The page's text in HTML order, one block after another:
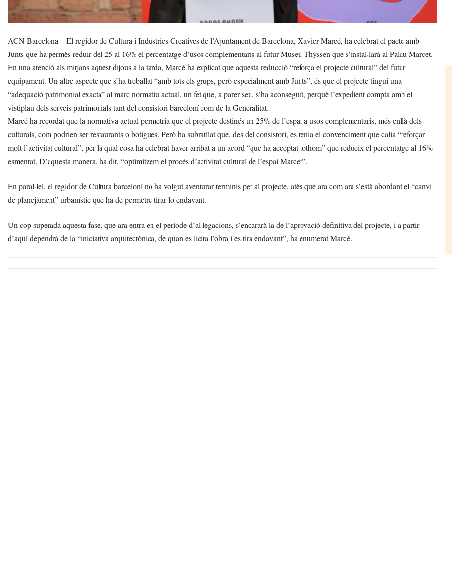
ACN Barcelona – El regidor de Cultura i Indústries Creatives de l’Ajuntament de Barcelona, Xavier Marcé, ha celebrat el pacte amb
Junts que ha permès reduir del 25 al 16% el percentatge d’usos complementaris al futur Museu Thyssen que s’instal·larà al Palau Marcet.
En una atenció als mitjans aquest dijous a la tarda, Marcé ha explicat que aquesta reducció “reforça el projecte cultural” del futur
equipament. Un altre aspecte que s’ha treballat “amb tots els grups, però especialment amb Junts”, és que el projecte tingui una
“adequació patrimonial exacta” al marc normatiu actual, un fet que, a parer seu, s’ha aconseguit, perquè l’expedient compta amb el
vistiplau dels serveis patrimonials tant del consistori barceloní com de la Generalitat.
Marcé ha recordat que la normativa actual permetria que el projecte destinés un 25% de l’espai a usos complementaris, més enllà dels
culturals, com podrien ser restaurants o botigues. Però ha subratllat que, des del consistori, es tenia el convenciment que calia “reforçar
molt l’activitat cultural”, per la qual cosa ha celebrat haver arribat a un acord “que ha acceptat tothom” que redueix el percentatge al 16%
esmentat. D’aquesta manera, ha dit, “optimitzem el procés d’activitat cultural de l’espai Marcet”.
En paral·lel, el regidor de Cultura barceloní no ha volgut aventurar terminis per al projecte, atès que ara com ara s’està abordant el “canvi
de planejament” urbanístic que ha de permetre tirar-lo endavant.
Un cop superada aquesta fase, que ara entra en el període d’al·legacions, s’encararà la de l’aprovació definitiva del projecte, i a partir
d’aquí dependrà de la “iniciativa arquitectònica, de quan es licita l’obra i es tira endavant”, ha enumerat Marcé.